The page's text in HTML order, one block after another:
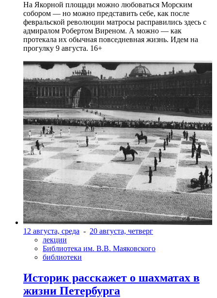
На Якорной площади можно любоваться Морским
собором — но можно представить себе, как после
февральской революции матросы расправились здесь с
адмиралом Робертом Виреном. А можно — как
протекала их обычная повседневная жизнь. Идем на
прогулку 9 августа. 16+
12 августа, среда - 20 августа, четверг
лекции
Библиотека им. В.В. Маяковского
библиотеки
Историк расскажет о шахматах в
жизни Петербурга